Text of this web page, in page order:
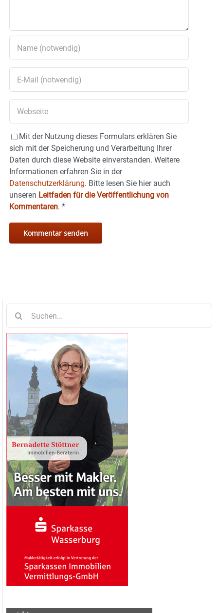
Mit der Nutzung dieses Formulars erklären Sie
sich mit der Speicherung und Verarbeitung Ihrer
Daten durch diese Website einverstanden. Weitere
Informationen erfahren Sie in der
Datenschutzerklärung. Bitte lesen Sie hier auch
unseren Leitfaden für die Veröffentlichung von
Kommentaren. *
nach: